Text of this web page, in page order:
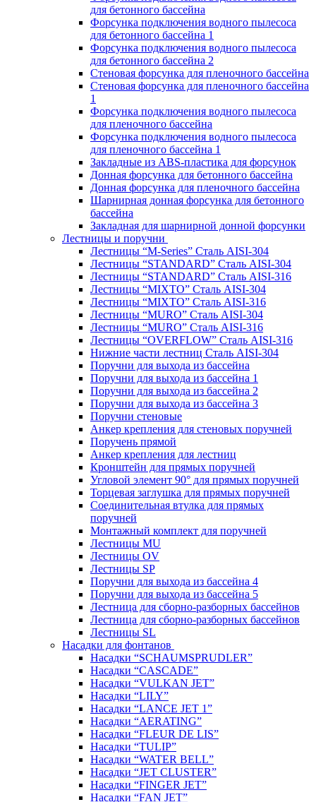
для бетонного бассейна
Форсунка подключения водного пылесоса
для бетонного бассейна 1
Форсунка подключения водного пылесоса
для бетонного бассейна 2
Стеновая форсунка для пленочного бассейна
Стеновая форсунка для пленочного бассейна
1
Форсунка подключения водного пылесоса
для пленочного бассейна
Форсунка подключения водного пылесоса
для пленочного бассейна 1
Закладные из ABS-пластика для форсунок
Донная форсунка для бетонного бассейна
Донная форсунка для пленочного бассейна
Шарнирная донная форсунка для бетонного
бассейна
Закладная для шарнирной донной форсунки
Лестницы и поручни
Лестницы “M-Series” Сталь AISI-304
Лестницы “STANDARD” Сталь AISI-304
Лестницы “STANDARD” Сталь AISI-316
Лестницы “MIXTO” Сталь AISI-304
Лестницы “MIXTO” Сталь AISI-316
Лестницы “MURO” Сталь AISI-304
Лестницы “MURO” Сталь AISI-316
Лестницы “OVERFLOW” Сталь AISI-316
Нижние части лестниц Сталь AISI-304
Поручни для выхода из бассейна
Поручни для выхода из бассейна 1
Поручни для выхода из бассейна 2
Поручни для выхода из бассейна 3
Поручни стеновые
Анкер крепления для стеновых поручней
Поручень прямой
Анкер крепления для лестниц
Кронштейн для прямых поручней
Угловой элемент 90° для прямых поручней
Торцевая заглушка для прямых поручней
Соединительная втулка для прямых
поручней
Монтажный комплект для поручней
Лестницы MU
Лестницы OV
Лестницы SP
Поручни для выхода из бассейна 4
Поручни для выхода из бассейна 5
Лестница для сборно-разборных бассейнов
Лестница для сборно-разборных бассейнов
Лестницы SL
Насадки для фонтанов
Насадки “SCHAUMSPRUDLER”
Насадки “CASCADE”
Насадки “VULKAN JET”
Насадки “LILY”
Насадки “LANCE JET 1”
Насадки “AERATING”
Насадки “FLEUR DE LIS”
Насадки “TULIP”
Насадки “WATER BELL”
Насадки “JET CLUSTER”
Насадки “FINGER JET”
Насадки “FAN JET”